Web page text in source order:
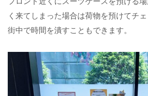
く来てしまった場合は荷物を預けてチ
街中で時間を潰すこともできます。